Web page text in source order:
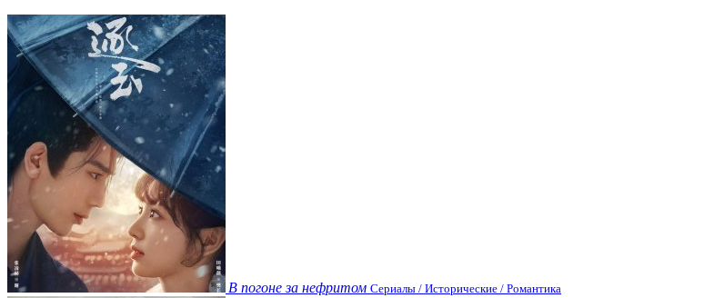
В погоне за нефритом Сериалы / Исторические / Романтика